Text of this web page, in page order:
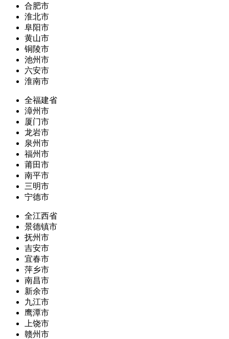
合肥市
淮北市
阜阳市
黄山市
铜陵市
池州市
六安市
淮南市
全福建省
漳州市
厦门市
龙岩市
泉州市
福州市
莆田市
南平市
三明市
宁德市
全江西省
景德镇市
抚州市
吉安市
宜春市
萍乡市
南昌市
新余市
九江市
鹰潭市
上饶市
赣州市